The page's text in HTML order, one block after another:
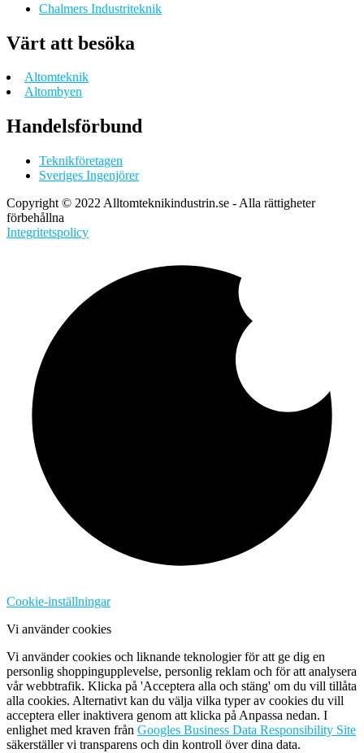
Chalmers Industriteknik
Värt att besöka
Altomteknik
Altombyen
Handelsförbund
Teknikföretagen
Sveriges Ingenjörer
Copyright © 2022 Alltomteknikindustrin.se - Alla rättigheter
förbehållna
Integritetspolicy
Cookie-inställningar
Vi använder cookies
Vi använder cookies och liknande teknologier för att ge dig en
personlig shoppingupplevelse, personlig reklam och för att analysera
vår webbtrafik. Klicka på 'Acceptera alla och stäng' om du vill tillåta
alla cookies. Alternativt kan du välja vilka typer av cookies du vill
acceptera eller inaktivera genom att klicka på Anpassa nedan. I
enlighet med kraven från Googles Business Data Responsibility Site
säkerställer vi transparens och din kontroll över dina data.